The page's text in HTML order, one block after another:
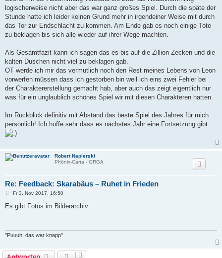
logischerweise nicht aber das war ganz großes Spiel. Durch die späte der
Stunde hatte ich leider keinen Grund mehr in irgendeiner Weise mit durch
das Tor zur Endschlacht zu kommen. Am Ende gab es noch einige Tote
zu beklagen bis sich alle wieder auf ihrer Wege machten.
Als Gesamtfazit kann ich sagen das es bis auf die Zillion Zecken und die
kalten Duschen nicht viel zu beklagen gab.
OT werde ich mir das vermutlich noch den Rest meines Lebens von Leon
vorwerfen müssen dass ich gestorben bin weil ich eins zwei Fehler bei
der Charaktererstellung gemacht hab, aber auch das zeigt eigentlich nur
was für ein unglaublich schönes Spiel wir mit diesen Charakteren hatten.
Im Rückblick definitiv mit Abstand das beste Spiel des Jahres für mich
persönlich! Ich hoffe sehr dass es nächstes Jahr eine Fortsetzung gibt
Robert Napierski
Phönix-Carta - ORGA
Re: Feedback: Skarabäus – Ruhet in Frieden
B
i
Fr 3. Nov 2017, 16:50
Es gibt Fotos im Bilderarchiv.
"Puuuh, das war knapp"